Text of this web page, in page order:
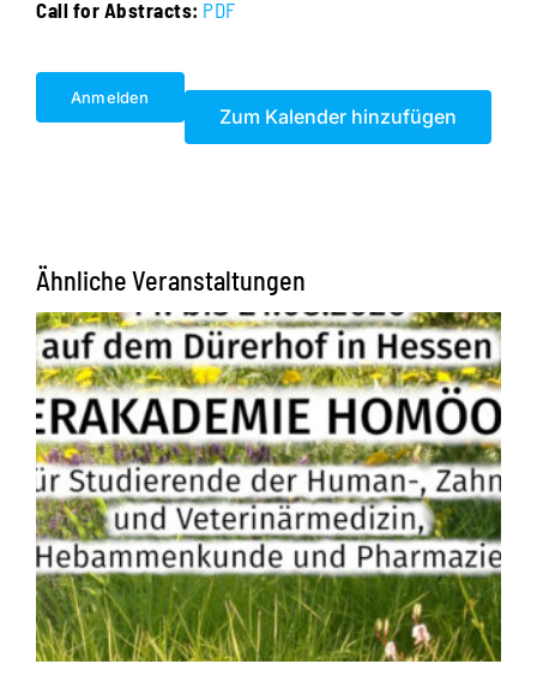
Call for Abstracts: PDF
Anmelden
Zum Kalender hinzufügen
Ähnliche Veranstaltungen